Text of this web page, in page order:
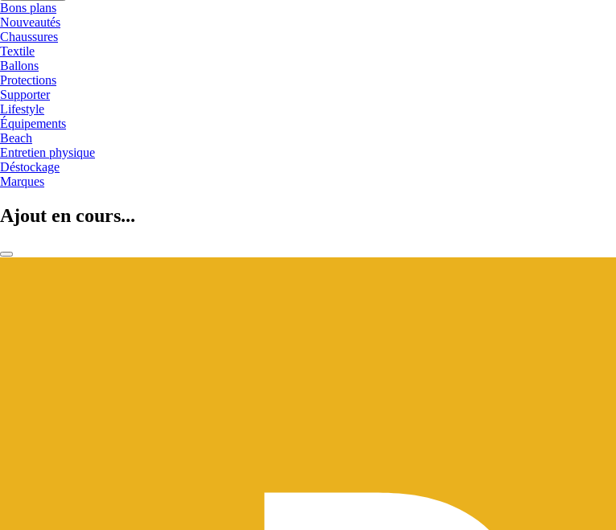
Bons plans
Nouveautés
Chaussures
Textile
Ballons
Protections
Supporter
Lifestyle
Équipements
Beach
Entretien physique
Déstockage
Marques
Ajout en cours...